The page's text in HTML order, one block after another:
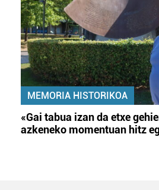
MEMORIA HISTORIKOA
«Gai tabua izan da etxe
azkeneko momentuan hitz